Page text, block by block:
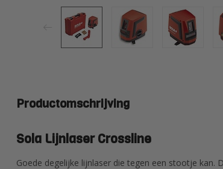
Productomschrijving
Sola Lijnlaser Crossline
Goede degelijke lijnlaser die tegen een stootje kan.